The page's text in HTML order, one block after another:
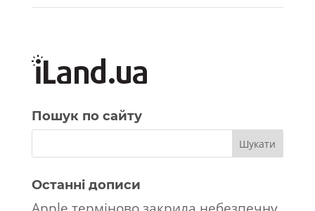
Пошук по сайту
Останні дописи